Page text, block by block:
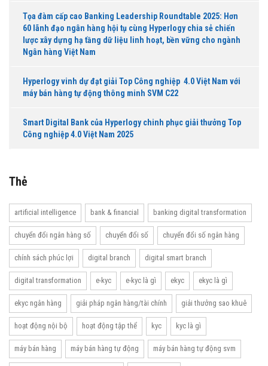
Tọa đàm cấp cao Banking Leadership Roundtable 2025: Hơn
60 lãnh đạo ngân hàng hội tụ cùng Hyperlogy chia sẻ chiến
lược xây dựng hạ tầng dữ liệu linh hoạt, bền vững cho ngành
Ngân hàng Việt Nam
Hyperlogy vinh dự đạt giải Top Công nghiệp 4.0 Việt Nam với
máy bán hàng tự động thông minh SVM C22
Smart Digital Bank của Hyperlogy chinh phục giải thưởng Top
Công nghiệp 4.0 Việt Nam 2025
Thẻ
artificial intelligence bank & financial banking digital transformation
chuyển đổi ngân hàng số chuyển đổi số chuyển đổi số ngân hàng
chính sách phúc lợi digital branch digital smart branch
digital transformation e-kyc e-kyc là gì ekyc ekyc là gì
ekyc ngân hàng giải pháp ngân hàng/tài chính giải thưởng sao khuê
hoạt động nội bộ hoạt động tập thể kyc kyc là gì
máy bán hàng máy bán hàng tự động máy bán hàng tự động svm